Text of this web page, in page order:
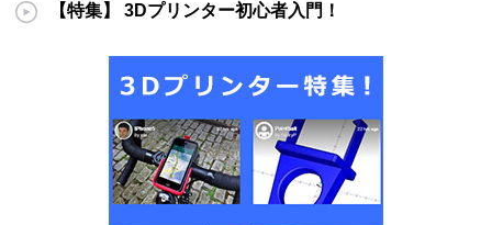
【特集】 3Dプリンター初心者入門！